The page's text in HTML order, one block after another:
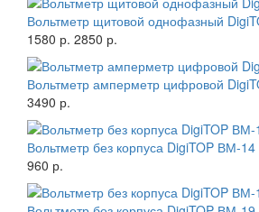
Вольтметр щитовой однофазный
1580 р. 2850 р.
Вольтметр амперметр цифровой
3490 р.
Вольтметр без корпуса DigiTOP ВМ-
960 р.